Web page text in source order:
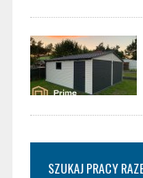
SZUKAJ PRACY